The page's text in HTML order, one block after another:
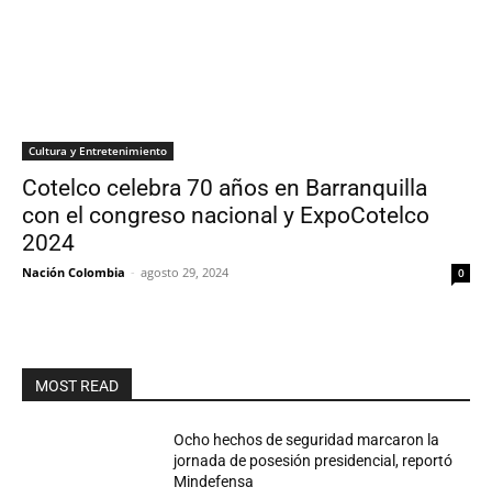
Cultura y Entretenimiento
Cotelco celebra 70 años en Barranquilla
con el congreso nacional y ExpoCotelco
2024
Nación Colombia - agosto 29, 2024 0
MOST READ
Ocho hechos de seguridad marcaron la
jornada de posesión presidencial, reportó
Mindefensa